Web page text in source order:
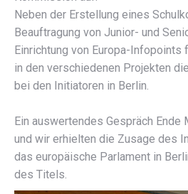
Neben der Erstellung eines
Beauftragung von Junior- und
Einrichtung von Europa-Infopoints
in den verschiedenen Projekten
bei den Initiatoren in Berlin.
Ein auswertendes Gespräch
und wir erhielten die Zusage des
das europäische Parlament in
des Titels.